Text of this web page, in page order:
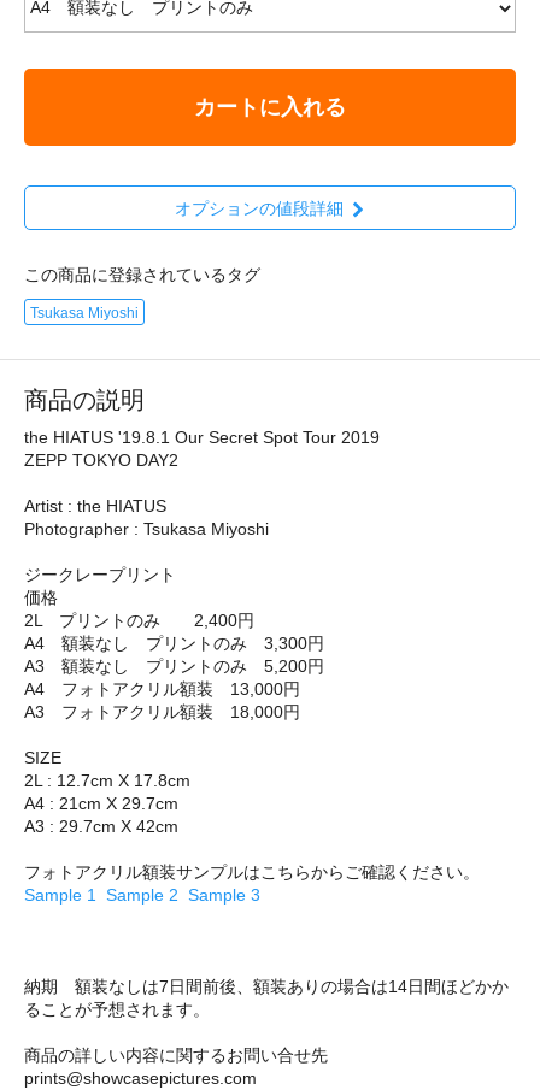
カートに入れる
オプションの値段詳細
この商品に登録されているタグ
Tsukasa Miyoshi
商品の説明
the HIATUS '19.8.1 Our Secret Spot Tour 2019
ZEPP TOKYO DAY2
Artist : the HIATUS
Photographer : Tsukasa Miyoshi
ジークレープリント
価格
2L プリントのみ 2,400円
A4 額装なし プリントのみ 3,300円
A3 額装なし プリントのみ 5,200円
A4 フォトアクリル額装 13,000円
A3 フォトアクリル額装 18,000円
SIZE
2L : 12.7cm X 17.8cm
A4 : 21cm X 29.7cm
A3 : 29.7cm X 42cm
フォトアクリル額装サンプルはこちらからご確認ください。
Sample 1
Sample 2 Sample 3
納期 額装なしは7日間前後、額装ありの場合は14日間ほどかか
ることが予想されます。
商品の詳しい内容に関するお問い合せ先
prints@showcasepictures.com